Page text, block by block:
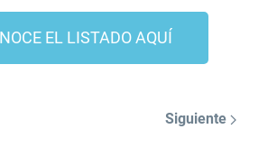
EL LISTADO AQUÍ
Siguiente